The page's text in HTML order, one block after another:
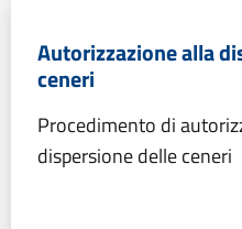
Autorizzazione alla
ceneri
Procedimento di
dispersione delle ceneri